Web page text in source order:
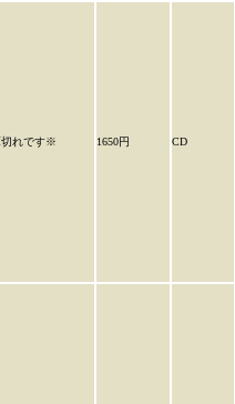
切れです※ 1650円 CD